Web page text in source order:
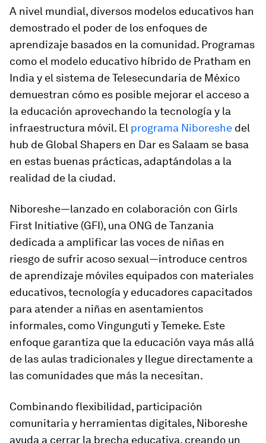
A nivel mundial, diversos modelos educativos han
demostrado el poder de los enfoques de
aprendizaje basados en la comunidad. Programas
como el modelo educativo híbrido de Pratham en
India y el sistema de Telesecundaria de México
demuestran cómo es posible mejorar el acceso a
la educación aprovechando la tecnología y la
infraestructura móvil. El programa Niboreshe del
hub de Global Shapers en Dar es Salaam se basa
en estas buenas prácticas, adaptándolas a la
realidad de la ciudad.
Niboreshe—lanzado en colaboración con Girls
First Initiative (GFI), una ONG de Tanzania
dedicada a amplificar las voces de niñas en
riesgo de sufrir acoso sexual—introduce centros
de aprendizaje móviles equipados con materiales
educativos, tecnología y educadores capacitados
para atender a niñas en asentamientos
informales, como Vingunguti y Temeke. Este
enfoque garantiza que la educación vaya más allá
de las aulas tradicionales y llegue directamente a
las comunidades que más la necesitan.
Combinando flexibilidad, participación
comunitaria y herramientas digitales, Niboreshe
ayuda a cerrar la brecha educativa, creando un